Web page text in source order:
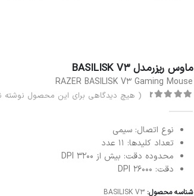
ماوس ریزرمدل BASILISK V3
RAZER BASILISK V3 Gaming Mouse
( هیچ دیدگاهی برای این محصول
نوع اتصال: سیمی
تعداد کلیدها: 11 عدد
محدوده دقت: بیش از ۳۲۰۰ DPI
دقت: 26000 DPI
شناسه محصول: BASILISK V3